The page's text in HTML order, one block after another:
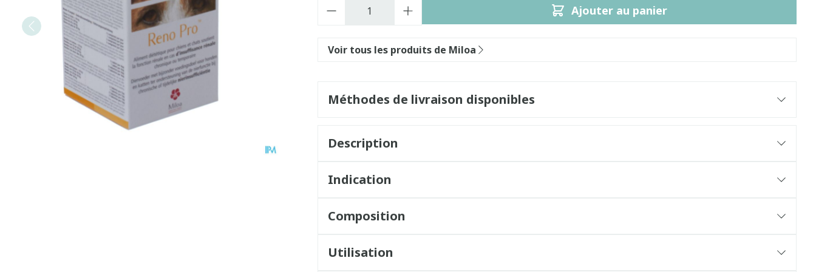
Ajouter au panier
Voir tous les produits de Miloa
Méthodes de livraison disponibles
Description
Indication
Composition
Utilisation